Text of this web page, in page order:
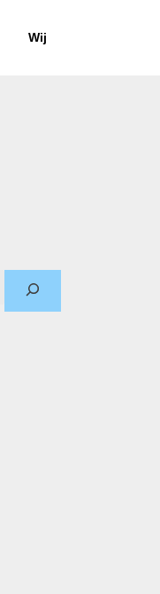
Wij